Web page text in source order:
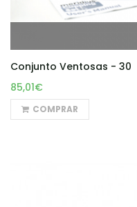
Conjunto Ventosas - 30
85,01€
COMPRAR